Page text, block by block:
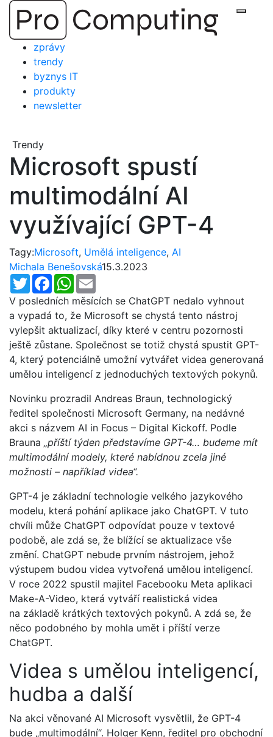
Přejít
obsah
zprávy
trendy
byznys IT
produkty
newsletter
Trendy
Microsoft spustí
multimodální AI
využívající GPT-4
Tagy:Microsoft, Umělá inteligence, AI
Michala Benešovská15.3.2023
TwitterFacebookWhatsApp
V posledních měsících se ChatGPT nedalo vyhnout
a vypadá to, že Microsoft se chystá tento nástroj
vylepšit aktualizací, díky které v centru pozornosti
ještě zůstane. Společnost se totiž chystá spustit GPT-
4, který potenciálně umožní vytvářet videa generovaná
umělou inteligencí z jednoduchých textových pokynů.
Novinku prozradil Andreas Braun, technologický
ředitel společnosti Microsoft Germany, na nedávné
akci s názvem AI in Focus – Digital Kickoff. Podle
Brauna „příští týden představíme GPT-4… budeme mít
multimodální modely, které nabídnou zcela jiné
možnosti – například videa“.
GPT-4 je základní technologie velkého jazykového
modelu, která pohání aplikace jako ChatGPT. V tuto
chvíli může ChatGPT odpovídat pouze v textové
podobě, ale zdá se, že blížící se aktualizace vše
změní. ChatGPT nebude prvním nástrojem, jehož
výstupem budou videa vytvořená umělou inteligencí.
V roce 2022 spustil majitel Facebooku Meta aplikaci
Make-A-Video, která vytváří realistická videa
na základě krátkých textových pokynů. A zdá se, že
něco podobného by mohla umět i příští verze
ChatGPT.
Videa s umělou inteligencí,
hudba a další
Na akci věnované AI Microsoft vysvětlil, že GPT-4
bude „multimodální“. Holger Kenn, ředitel pro obchodní